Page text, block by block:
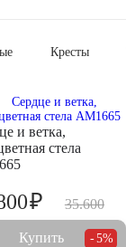
Кресты
и ветка,
стела
35.600
₽
Купить 5%